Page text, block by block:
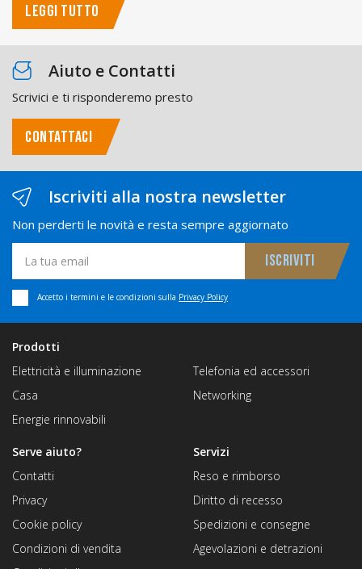
LEGGI TUTTO
Aiuto e Contatti
Scrivici e ti risponderemo presto
CONTATTACI
Iscriviti alla nostra newsletter
Non perderti le novità e resta sempre aggiornato
Accetto i termini e le condizioni sulla Privacy Policy
Prodotti
Elettricità e illuminazione
Casa
Energie rinnovabili
Telefonia ed accessori
Networking
Servizi
Reso e rimborso
Diritto di recesso
Spedizioni e consegne
Agevolazioni e detrazioni
Serve aiuto?
Contatti
Privacy
Cookie policy
Condizioni di vendita